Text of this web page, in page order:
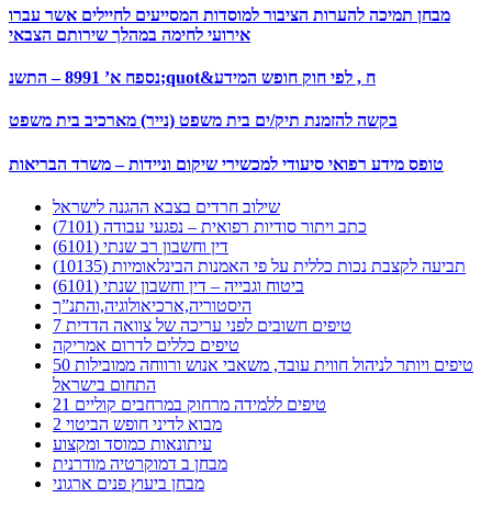
מבחן תמיכה להערות הציבור למוסדות המסייעים לחיילים אשר עברו
אירועי לחימה במהלך שירותם הצבאי
נספח א’ 8991 – התשנ;quot&ח , לפי חוק חופש המידע
בקשה להזמנת תיק/ים בית משפט (נייר) מארכיב בית משפט
טופס מידע רפואי סיעודי למכשירי שיקום וניידות – משרד הבריאות
שילוב חרדים בצבא ההגנה לישראל
כתב ויתור סודיות רפואית – נפגעי עבודה (7101)
דין וחשבון רב שנתי (6101)
תביעה לקצבת נכות כללית על פי האמנות הבינלאומיות (10135)
ביטוח וגבייה – דין וחשבון שנתי (6101)
היסטוריה,ארכיאולוגיה,והתנ”ך
7 טיפים חשובים לפני עריכה של צוואה הדדית
טיפים כללים לדרום אמריקה
50 טיפים ויותר לניהול חווית עובד, משאבי אנוש ורווחה ממובילות
התחום בישראל
21 טיפים ללמידה מרחוק במרחבים קוליים
מבוא לדיני חופש הביטוי 2
עיתונאות כמוסד ומקצוע
מבחן ב דמוקרטיה מודרנית
מבחן ביעוץ פנים ארגוני